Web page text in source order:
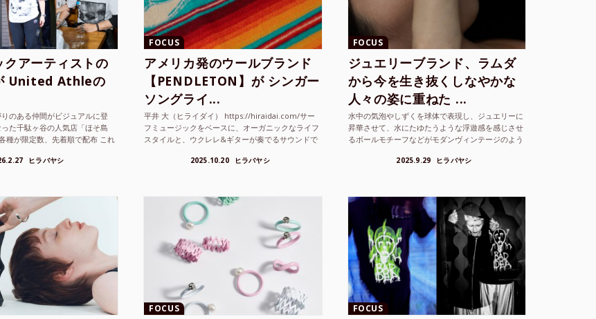
クアーティストの
United Athleの
のある仲間がビジュアルに登
た千駄ヶ谷の人気店「ほそ島
種が限定数、先着順で配布 これ
ヒラバヤシ
FOCUS
アメリカ発のウールブランド
【PENDLETON】が シンガー
ソングライ...
平井 大（ヒライダイ） https://hiraidai.com/サー
フミュージックをベースに、オーガニックなライフ
スタイルと、ウクレレ&ギターが奏でるサウンドで
2025.10.20 ヒラバヤシ
FOCUS
ジュエリーブランド、ラムダ
から今を生き抜くしなやかな
人々の姿に重ねた ...
水中の気泡やしずくを球体で表現し、ジュエリーに
昇華させて、水にたゆたうような浮遊感を感じさせ
るボールモチーフなどがモダンヴィンテージのよう
2025.9.29 ヒラバヤシ
FOCUS FOCUS